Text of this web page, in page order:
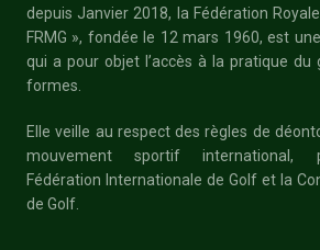
depuis Janvier 2018, la Fédération
FRMG », fondée le 12 mars 1960, est
qui a pour objet l’accès à la pratique du
formes.
Elle veille au respect des règles de
mouvement sportif international,
Fédération Internationale de Golf et la
de Golf.